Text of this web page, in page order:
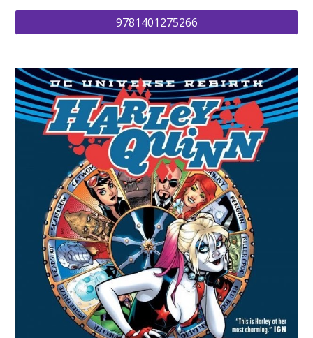
9781401275266